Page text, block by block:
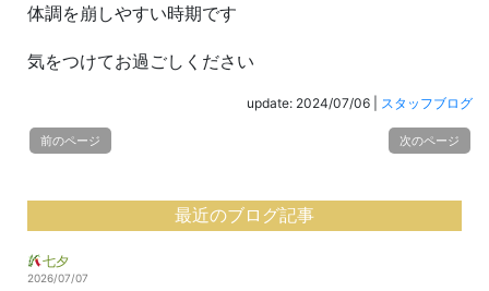
体調を崩しやすい時期です
気をつけてお過ごしください
update: 2024/07/06 スタッフブログ
前のページ 次のページ
最近のブログ記事
七夕
2026/07/07